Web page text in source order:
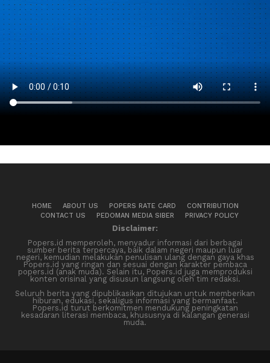
HOME ABOUT US POPERS RATE CARD
CONTRIBUTION
CONTACT US
PEDOMAN MEDIA SIBER PRIVACY POLICY
Disclaimer:
Popers.id memperoleh, menyadur informasi dari berbagai
sumber berita terpercaya, baik dalam negeri maupun luar
negeri, kemudian melakukan penulisan ulang dengan gaya khas
Popers.id yang ringan dan sesuai dengan karakter pembaca
popers.id (anak muda). Selain itu, Popers.id juga memproduksi
konten orisinal yang disusun langsung oleh tim redaksi.
Seluruh berita yang dipublikasikan ditujukan untuk memberikan
hiburan, edukasi, sekaligus informasi yang bermanfaat.
Popers.id turut berkomitmen mendukung peningkatan
kesadaran literasi membaca, khususnya di kalangan generasi
muda.